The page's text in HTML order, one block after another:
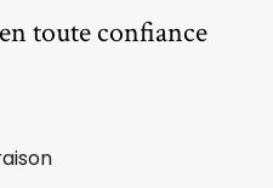
toute confiance